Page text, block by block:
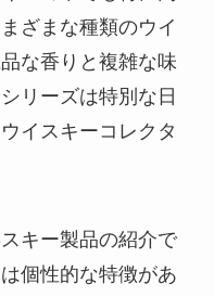
ざまな種類のウイ
な香りと複雑な味
リーズは特別な日
イスキーコレクタ
キー製品の紹介で
個性的な特徴があ